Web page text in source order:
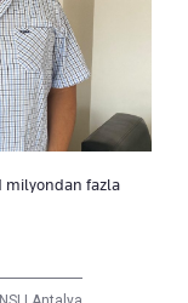
milyondan fazla